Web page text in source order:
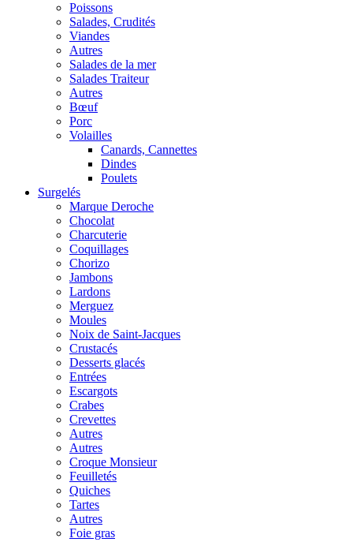
Poissons
Salades, Crudités
Viandes
Autres
Salades de la mer
Salades Traiteur
Autres
Bœuf
Porc
Volailles
Canards, Cannettes
Dindes
Poulets
Surgelés
Marque Deroche
Chocolat
Charcuterie
Coquillages
Chorizo
Jambons
Lardons
Merguez
Moules
Noix de Saint-Jacques
Crustacés
Desserts glacés
Entrées
Escargots
Crabes
Crevettes
Autres
Autres
Croque Monsieur
Feuilletés
Quiches
Tartes
Autres
Foie gras